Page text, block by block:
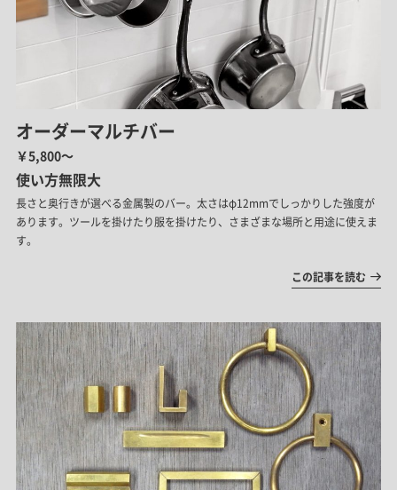
オーダーマルチバー
￥5,800～
使い方無限大
長さと奥行きが選べる金属製のバー。太さはφ12mmでしっかりした強度が
あります。ツールを掛けたり服を掛けたり、さまざまな場所と用途に使えま
す。
この記事を読む